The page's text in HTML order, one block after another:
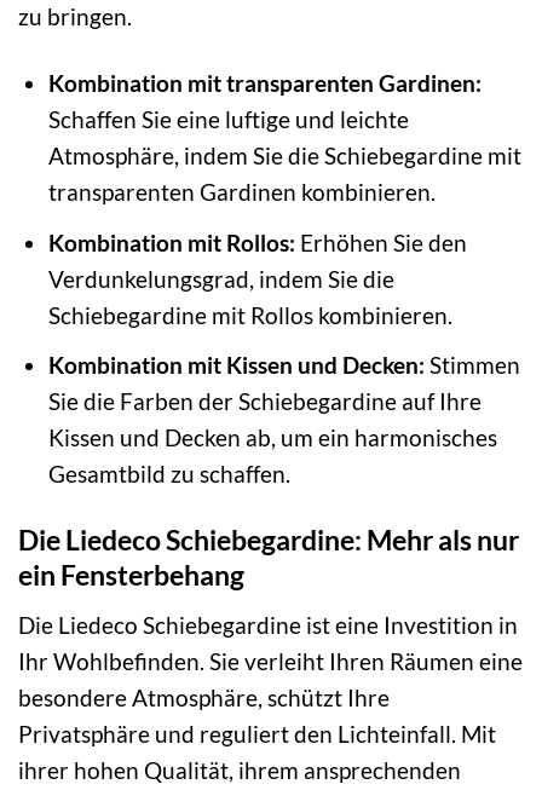
zu bringen.
Kombination mit transparenten Gardinen:
Schaffen Sie eine luftige und leichte
Atmosphäre, indem Sie die Schiebegardine mit
transparenten Gardinen kombinieren.
Kombination mit Rollos: Erhöhen Sie den
Verdunkelungsgrad, indem Sie die
Schiebegardine mit Rollos kombinieren.
Kombination mit Kissen und Decken: Stimmen
Sie die Farben der Schiebegardine auf Ihre
Kissen und Decken ab, um ein harmonisches
Gesamtbild zu schaffen.
Die Liedeco Schiebegardine: Mehr als nur
ein Fensterbehang
Die Liedeco Schiebegardine ist eine Investition in
Ihr Wohlbefinden. Sie verleiht Ihren Räumen eine
besondere Atmosphäre, schützt Ihre
Privatsphäre und reguliert den Lichteinfall. Mit
ihrer hohen Qualität, ihrem ansprechenden